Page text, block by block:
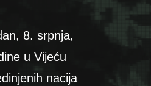
8. srpnja,
u Vijeću
nacija